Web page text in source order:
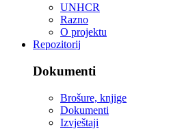
UNHCR
Razno
O projektu
Repozitorij
Dokumenti
Brošure, knjige
Dokumenti
Izvještaji